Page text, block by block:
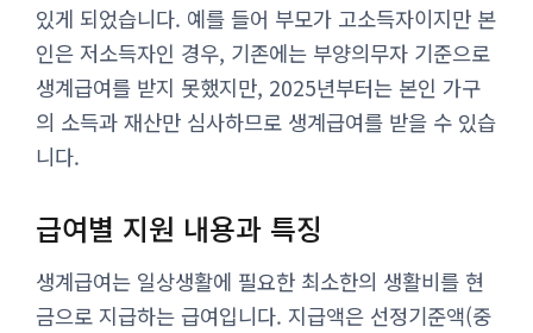
있게 되었습니다. 예를 들어 부모가 고소득자이지만 본
인은 저소득자인 경우, 기존에는 부양의무자 기준으로
생계급여를 받지 못했지만, 2025년부터는 본인 가구
의 소득과 재산만 심사하므로 생계급여를 받을 수 있습
니다.
급여별 지원 내용과 특징
생계급여는 일상생활에 필요한 최소한의 생활비를 현
금으로 지급하는 급여입니다. 지급액은 선정기준액(중